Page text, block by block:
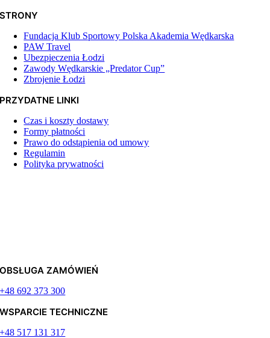
STRONY
Fundacja Klub Sportowy Polska Akademia Wędkarska
PAW Travel
Ubezpieczenia Łodzi
Zawody Wędkarskie „Predator Cup”
Zbrojenie Łodzi
PRZYDATNE LINKI
Czas i koszty dostawy
Formy płatności
Prawo do odstąpienia od umowy
Regulamin
Polityka prywatności
OBSŁUGA ZAMÓWIEŃ
+48 692 373 300
WSPARCIE TECHNICZNE
+48 517 131 317